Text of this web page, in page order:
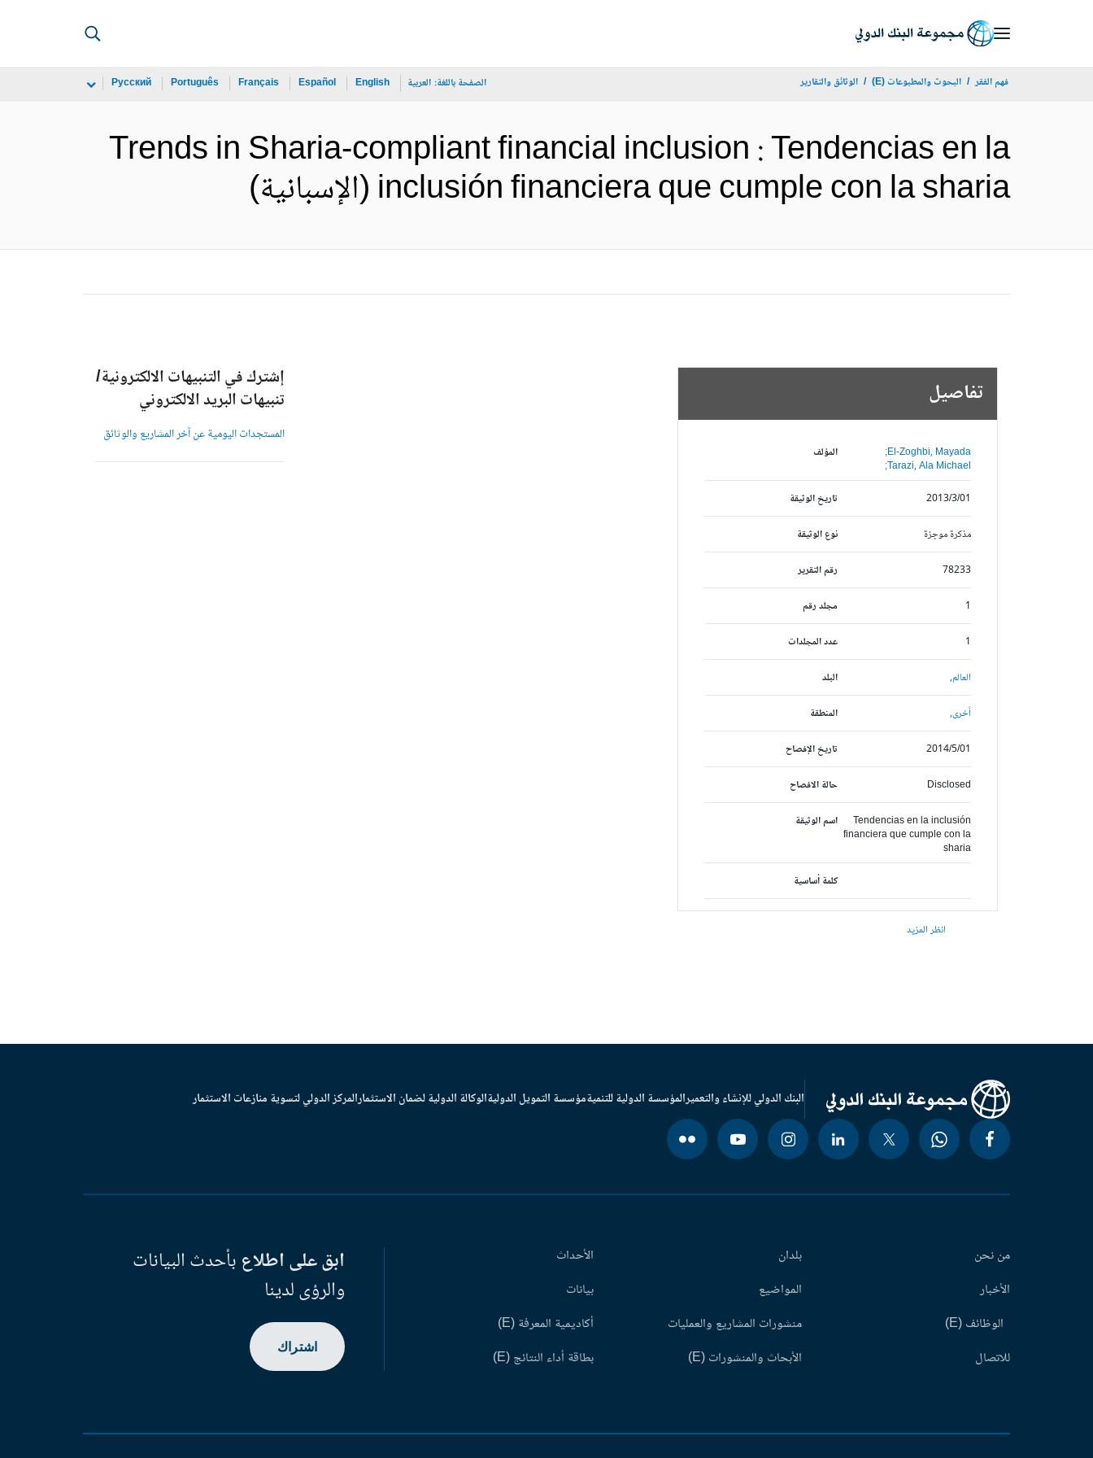
فهم الفقر البحوث والمطبوعات (E) الوثائق والتقارير الصفحة باللغة: العربية English
Español
Français
Português
Русский
Trends in Sharia-compliant financial inclusion : Tendencias en la
inclusión financiera que cumple con la sharia (الإسبانية)
تفاصيل
المؤلف
El-Zoghbi, Mayada;
Tarazi, Ala Michael;
تاريخ الوثيقة
2013/3/01
نوع الوثيقة مذكرة موجزة
رقم التقرير 78233
مجلد رقم 1
عدد المجلدات 1
البلد العالم,
المنطقة أخرى,
تاريخ الإفصاح 2014/5/01
حالة الافصاح Disclosed
اسم الوثيقة
Tendencias en la inclusión
financiera que cumple con la
sharia
كلمة أساسية
انظر المزيد
إشترك في التنبيهات الالكترونية/
تنبيهات البريد الالكتروني
المستجدات اليومية عن آخر المشاريع والوثائق
البنك الدولي للإنشاء والتعميرالمؤسسة الدولية للتنميةمؤسسة التمويل الدوليةالوكالة الدولية لضمان الاستثمارالمركز الدولي لتسوية منازعات الاستثمار
من نحن
الأخبار
الوظائف (E)
للاتصال
بلدان
المواضيع
منشورات المشاريع والعمليات
الأبحاث والمنشورات (E)
الأحداث
بيانات
أكاديمية المعرفة (E)
بطاقة أداء النتائج (E)
ابق على اطلاعبأحدث البيانات
والرؤى لدينا
اشتراك